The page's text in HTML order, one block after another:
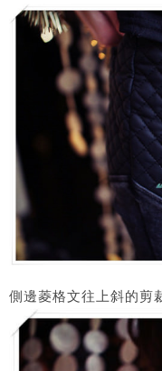
側邊菱格文往上斜的剪